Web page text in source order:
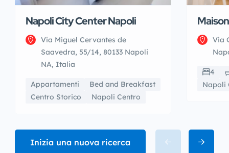
Napoli City Center Napoli
Via Miguel Cervantes de
Saavedra, 55/14, 80133 Napoli
NA, Italia
Appartamenti
Bed and Breakfast
Centro Storico
Napoli Centro
Via
4
Napoli
Inizia una nuova ricerca